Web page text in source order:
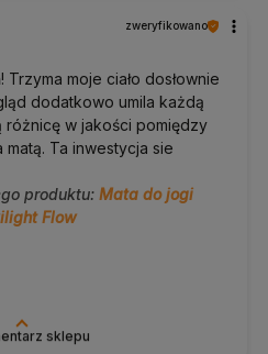
po praktyce, w razie
detergentu.
wyschnięcia rozłożoną, nie
mocnych detergentów, bo
PU i pogarszają chwyt.
olejkami i ostrymi
na zewnątrz i przechowuj
: szyty w Polsce, przydaje się od
sklepu
zweryfikowano
Trzyma moje ciało dosłownie
dodatkowo umila każdą
w jakości pomiędzy
Ta inwestycja sie
produktu: Mata do jogi
Flow